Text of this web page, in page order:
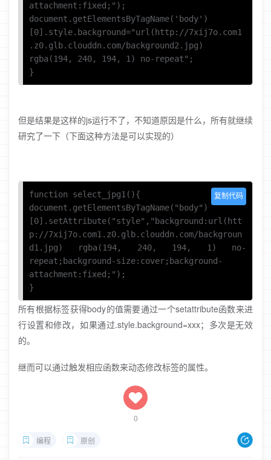
attachment:fixed;");
document.getElementsByTagName('body')
[0].style.background="url(http://7xij7o.com1
.z0.glb.clouddn.com/background2.jpg)
rgba(194, 240, 194, 1) no-repeat";
}
但是结果是这样的js运行不了，不知道原因是什么，所有就继续
研究了一下（下面这种方法是可以实现的）
复制代码
function select_jpg1(){
document.getElementsByTagName("body")
[0].setAttribute("style","background:url(htt
p://7xij7o.com1.z0.glb.clouddn.com/backgroun
d1.jpg) rgba(194, 240, 194, 1) no-
repeat;background-size:cover;background-
attachment:fixed;");
}
所有根据标签获得body的值需要通过一个setattribute函数来进
行设置和修改，如果通过.style.background=xxx；多次是无效
的。
继而可以通过触发相应函数来动态修改标签的属性。
0
编程 原创